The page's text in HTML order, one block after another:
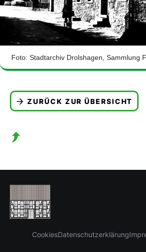
Foto: Stadtarchiv Drolshagen, Sammlung
ZURÜCK ZUR ÜBERSICHT
CookiesDatenschutzerklärung